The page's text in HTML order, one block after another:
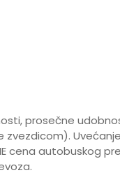
prosečne
cena autobuskog